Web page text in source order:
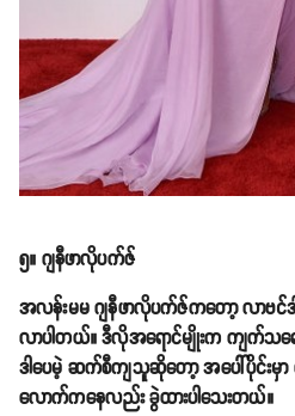
၅။ ဂျနီဖာလိုပက်ဇ်
အလန်းမမ ဂျနီဖာလိုပက်ဇ်ကတော့ လာဗင်ဒါ
လာပါတယ်။ ဒီလိုအရောင်မျိုးက ကျက်
ဒါပေမဲ့ ဆက်စီကျသူဆိုတော့ အပေါ်ပိုင်းမှ
လောက်ကနေလည်း ခွဲထားပါသေးတယ်။